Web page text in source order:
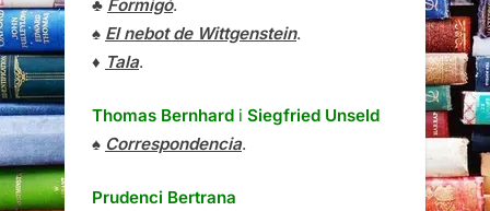
♣ Formigó.
♠ El nebot de Wittgenstein.
♦ Tala.
Thomas Bernhard i Siegfried Unseld
♠ Correspondencia.
Prudenci Bertrana